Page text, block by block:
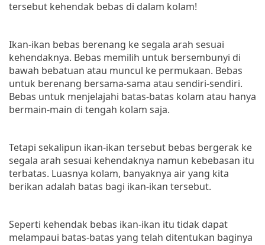
tersebut kehendak bebas di dalam kolam!
Ikan-ikan bebas berenang ke segala arah sesuai
kehendaknya. Bebas memilih untuk bersembunyi di
bawah bebatuan atau muncul ke permukaan. Bebas
untuk berenang bersama-sama atau sendiri-sendiri.
Bebas untuk menjelajahi batas-batas kolam atau hanya
bermain-main di tengah kolam saja.
Tetapi sekalipun ikan-ikan tersebut bebas bergerak ke
segala arah sesuai kehendaknya namun kebebasan itu
terbatas. Luasnya kolam, banyaknya air yang kita
berikan adalah batas bagi ikan-ikan tersebut.
Seperti kehendak bebas ikan-ikan itu tidak dapat
melampaui batas-batas yang telah ditentukan baginya